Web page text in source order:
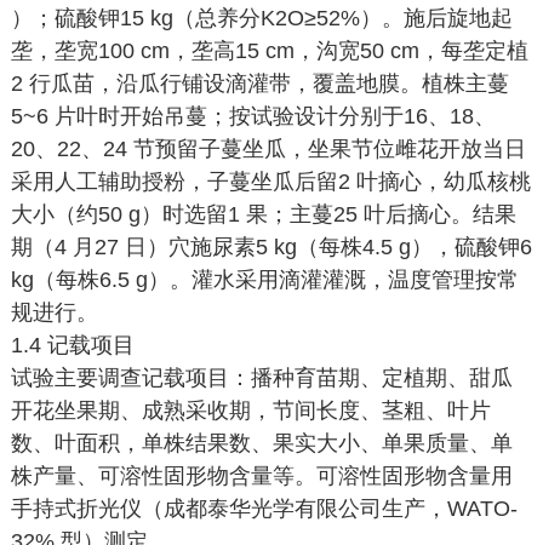
）；硫酸钾15 kg（总养分K2O≥52%）。施后旋地起
垄，垄宽100 cm，垄高15 cm，沟宽50 cm，每垄定植
2 行瓜苗，沿瓜行铺设滴灌带，覆盖地膜。植株主蔓
5~6 片叶时开始吊蔓；按试验设计分别于16、18、
20、22、24 节预留子蔓坐瓜，坐果节位雌花开放当日
采用人工辅助授粉，子蔓坐瓜后留2 叶摘心，幼瓜核桃
大小（约50 g）时选留1 果；主蔓25 叶后摘心。结果
期（4 月27 日）穴施尿素5 kg（每株4.5 g），硫酸钾6
kg（每株6.5 g）。灌水采用滴灌灌溉，温度管理按常
规进行。
1.4 记载项目
试验主要调查记载项目：播种育苗期、定植期、甜瓜
开花坐果期、成熟采收期，节间长度、茎粗、叶片
数、叶面积，单株结果数、果实大小、单果质量、单
株产量、可溶性固形物含量等。可溶性固形物含量用
手持式折光仪（成都泰华光学有限公司生产，WATO-